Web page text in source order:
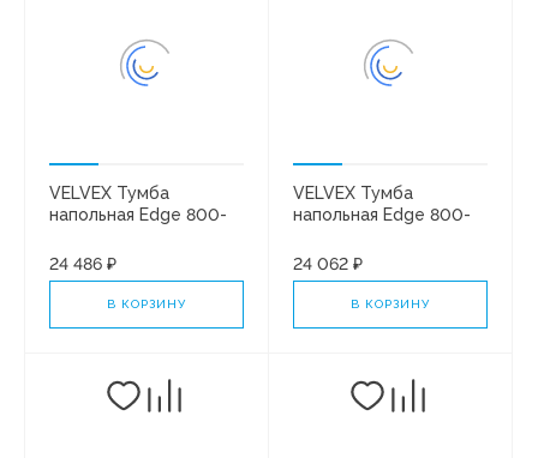
VELVEX Тумба
напольная Edge 800-
24 486 ₽
В КОРЗИНУ
VELVEX Тумба
напольная Edge 800-
глянец
24 062 ₽
В КОРЗИНУ